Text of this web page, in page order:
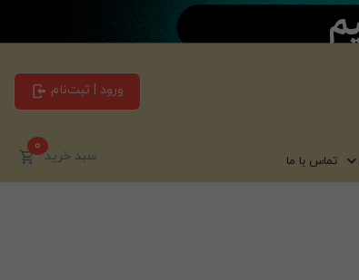
ورود | ثبت‌نام
تماس با ما سبد خرید0